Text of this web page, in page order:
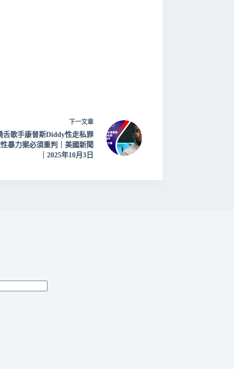
下一文章
舌歌手康普斯Diddy性走私罪
暴力案必須重判｜美國新聞
｜2025年10月3日